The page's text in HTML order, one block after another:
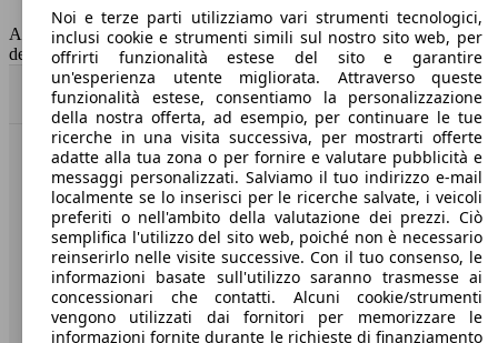
Capacità del serbatoio
55 l
AutoScout24 non si assume alcuna responsabilità per la correttezza
dei dati.
Torna su
Benvenuti su AutoScout24, il mercato auto europeo.
Società
A proposito di AutoScout24
Stampa
Noi e terze parti utilizziamo vari strumenti tecnologici,
inclusi cookie e strumenti simili sul nostro sito web, per
offrirti funzionalità estese del sito e garantire
un'esperienza utente migliorata. Attraverso queste
funzionalità estese, consentiamo la personalizzazione
della nostra offerta, ad esempio, per continuare le tue
ricerche in una visita successiva, per mostrarti offerte
adatte alla tua zona o per fornire e valutare pubblicità e
messaggi personalizzati. Salviamo il tuo indirizzo e-mail
localmente se lo inserisci per le ricerche salvate, i veicoli
preferiti o nell'ambito della valutazione dei prezzi. Ciò
semplifica l'utilizzo del sito web, poiché non è necessario
reinserirlo nelle visite successive. Con il tuo consenso, le
informazioni basate sull'utilizzo saranno trasmesse ai
concessionari che contatti. Alcuni cookie/strumenti
vengono utilizzati dai fornitori per memorizzare le
informazioni fornite durante le richieste di finanziamento